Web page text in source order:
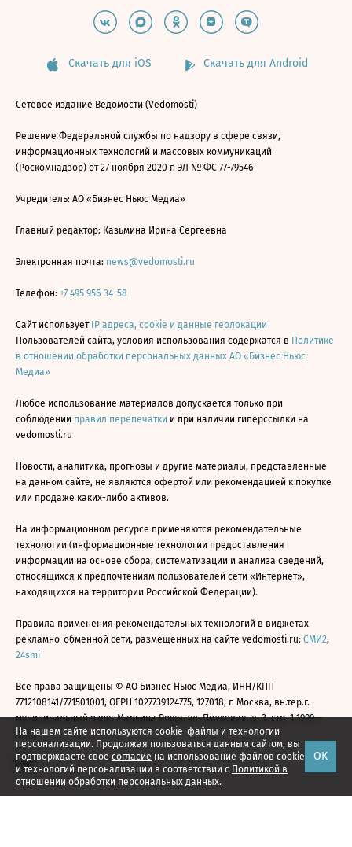
На нашем сайте используются cookie-файлы и технологии
персонализации. Продолжая пользоваться данным сайтом, вы
подтверждаете свое согласие на использование файлов cookie
и технологий персонализации в соответствии с Политикой в
отношении обработки персональных данных.
ОК
Скачать для iOS Скачать для Android
Сетевое издание Ведомости (Vedomosti)
Решение Федеральной службы по надзору в сфере связи,
информационных технологий и массовых коммуникаций
(Роскомнадзор) от 27 ноября 2020 г. ЭЛ № ФС 77-79546
Учредитель: АО «Бизнес Ньюс Медиа»
Главный редактор: Казьмина Ирина Сергеевна
Электронная почта: news@vedomosti.ru
Телефон: +7 495 956-34-58
Сайт использует IP адреса, cookie и данные геолокации
Пользователей сайта, условия использования содержатся в Политике
в отношении обработки персональных данных АО «Бизнес Ньюс
Медиа»
Любое использование материалов допускается только при
соблюдении правил перепечатки и при наличии гиперссылки на
vedomosti.ru
Новости, аналитика, прогнозы и другие материалы, представленные
на данном сайте, не являются офертой или рекомендацией к покупке
или продаже каких-либо активов.
На информационном ресурсе применяются рекомендательные
технологии (информационные технологии предоставления
информации на основе сбора, систематизации и анализа сведений,
относящихся к предпочтениям пользователей сети «Интернет»,
находящихся на территории Российской Федерации).
Правила применения рекомендательных технологий в виджетах
рекламно-обменной сети, размещенных на сайте vedomosti.ru: СМИ2,
24smi
Все права защищены © АО Бизнес Ньюс Медиа, ИНН/КПП
7712108141/771501001, ОГРН 1027739124775, 127018, г. Москва, вн.тер.г.
муниципальный округ Марьина Роща, ул. Полковая, д. 3, стр. 1 1999—
2026